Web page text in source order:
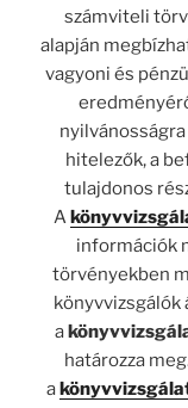
számviteli
alapján
vagyoni és
hitelezők, a
tulajdonos
A
információk
törvényekben
a
határozza
a